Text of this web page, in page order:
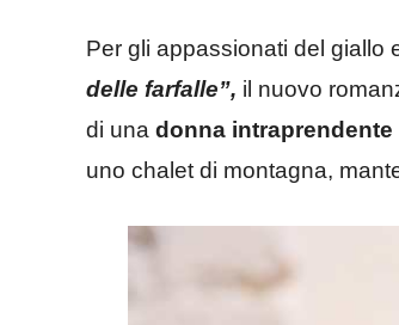
Per gli appassionati del giallo
delle farfalle”, il nuovo
di una donna
uno chalet di montagna,